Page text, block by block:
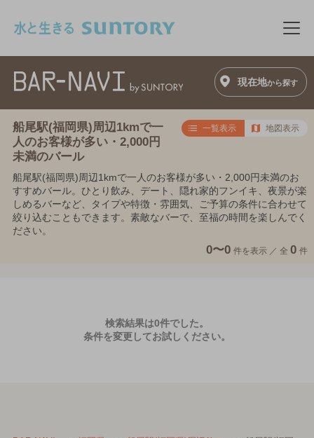
メ
現在地から探す
船尾駅(福岡県)周辺1kmで一
人のお客様が多い・2,000円
未満のバール
一覧表示 地図表示
船尾駅(福岡県)周辺1kmで一人のお客様が多い・2,000円未満のお
すすめバール。ひとり飲み、デート、隠れ家的フンイキ、夜景が楽
しめるバーなど、タイプや特徴・雰囲気、ご予算の条件に合わせて
絞り込むこともできます。素敵なバーで、至福の時間を楽しんでく
ださい。
0〜0 件を表示 ／ 全 0 件
検索結果は0件でした。
条件を変更してお試しください。